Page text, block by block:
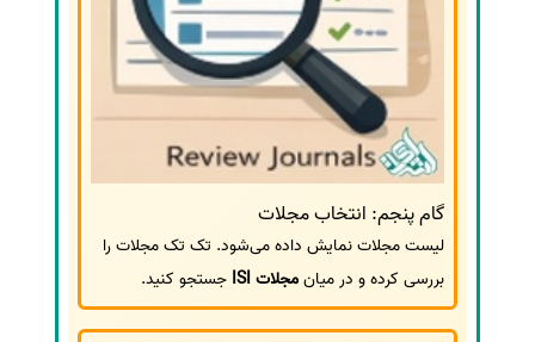
گام پنجم: انتخاب مجلات
لیست مجلات نمایش داده می‌شود. تک تک مجلات را
بررسی کرده و در میانمجلات ISI جستجو کنید.